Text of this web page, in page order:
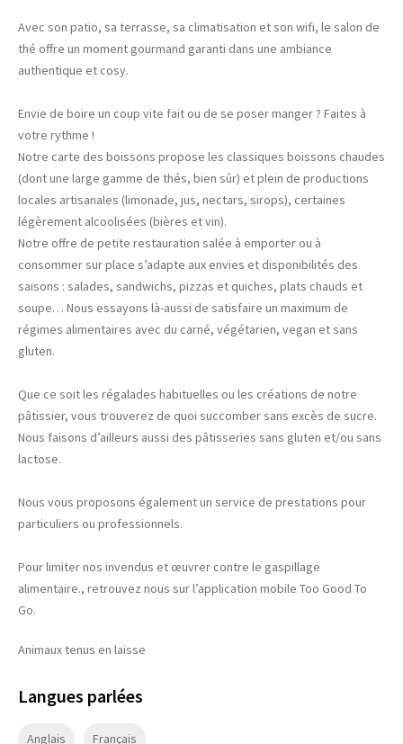
Avec son patio, sa terrasse, sa climatisation et son wifi, le salon de
thé offre un moment gourmand garanti dans une ambiance
authentique et cosy.
Envie de boire un coup vite fait ou de se poser manger ? Faites à
votre rythme !
Notre carte des boissons propose les classiques boissons chaudes
(dont une large gamme de thés, bien sûr) et plein de productions
locales artisanales (limonade, jus, nectars, sirops), certaines
légèrement alcoolisées (bières et vin).
Notre offre de petite restauration salée à emporter ou à
consommer sur place s’adapte aux envies et disponibilités des
saisons : salades, sandwichs, pizzas et quiches, plats chauds et
soupe… Nous essayons là-aussi de satisfaire un maximum de
régimes alimentaires avec du carné, végétarien, vegan et sans
gluten.
Que ce soit les régalades habituelles ou les créations de notre
pâtissier, vous trouverez de quoi succomber sans excès de sucre.
Nous faisons d’ailleurs aussi des pâtisseries sans gluten et/ou sans
lactose.
Nous vous proposons également un service de prestations pour
particuliers ou professionnels.
Pour limiter nos invendus et œuvrer contre le gaspillage
alimentaire., retrouvez nous sur l’application mobile Too Good To
Go.
Animaux tenus en laisse
Langues parlées
Anglais Français